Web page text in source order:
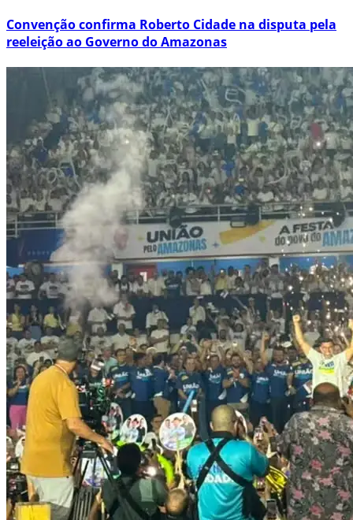
Convenção confirma Roberto Cidade na disputa pela
reeleição ao Governo do Amazonas